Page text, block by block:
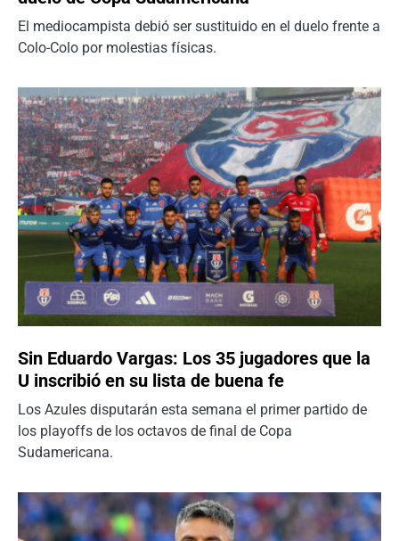
El mediocampista debió ser sustituido en el duelo frente a
Colo-Colo por molestias físicas.
Sin Eduardo Vargas: Los 35 jugadores que la
U inscribió en su lista de buena fe
Los Azules disputarán esta semana el primer partido de
los playoffs de los octavos de final de Copa
Sudamericana.